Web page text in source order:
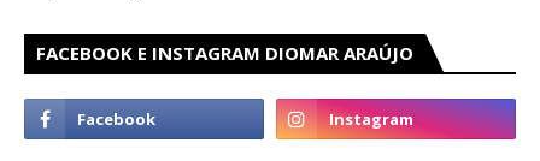
FACEBOOK E INSTAGRAM DIOMAR ARAÚJO